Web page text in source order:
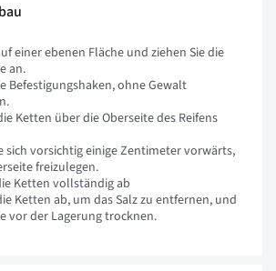
einer ebenen Fläche und ziehen Sie die
an.
Befestigungshaken, ohne Gewalt
Ketten über die Oberseite des Reifens
sich vorsichtig einige Zentimeter vorwärts,
freizulegen.
Ketten vollständig ab
Ketten ab, um das Salz zu entfernen, und
vor der Lagerung trocknen.